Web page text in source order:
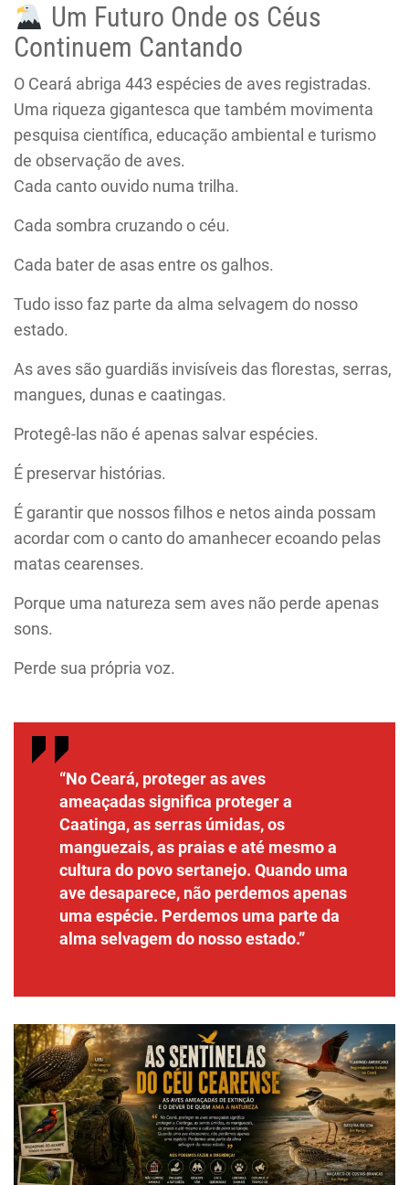
Um Futuro Onde os Céus
Continuem Cantando
O Ceará abriga 443 espécies de aves registradas.
Uma riqueza gigantesca que também movimenta
pesquisa científica, educação ambiental e turismo
de observação de aves.
Cada canto ouvido numa trilha.
Cada sombra cruzando o céu.
Cada bater de asas entre os galhos.
Tudo isso faz parte da alma selvagem do nosso
estado.
As aves são guardiãs invisíveis das florestas, serras,
mangues, dunas e caatingas.
Protegê-las não é apenas salvar espécies.
É preservar histórias.
É garantir que nossos filhos e netos ainda possam
acordar com o canto do amanhecer ecoando pelas
matas cearenses.
Porque uma natureza sem aves não perde apenas
sons.
Perde sua própria voz.
“No Ceará, proteger as aves
ameaçadas significa proteger a
Caatinga, as serras úmidas, os
manguezais, as praias e até mesmo a
cultura do povo sertanejo. Quando uma
ave desaparece, não perdemos apenas
uma espécie. Perdemos uma parte da
alma selvagem do nosso estado.”